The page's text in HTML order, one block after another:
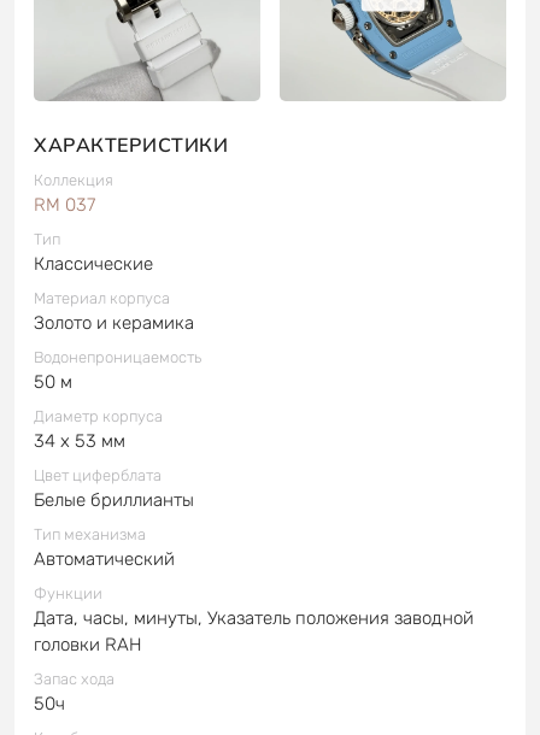
ХАРАКТЕРИСТИКИ
Коллекция
RM 037
Тип
Классические
Материал корпуса
Золото и керамика
Водонепроницаемость
50 м
Диаметр корпуса
34 x 53 мм
Цвет циферблата
Белые бриллианты
Тип механизма
Автоматический
Функции
Дата, часы, минуты, Указатель положения заводной
головки RAH
Запас хода
50ч